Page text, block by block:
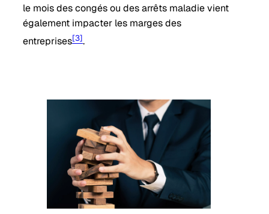
le mois des congés ou des arrêts maladie vient
également impacter les marges des
entreprises[3].